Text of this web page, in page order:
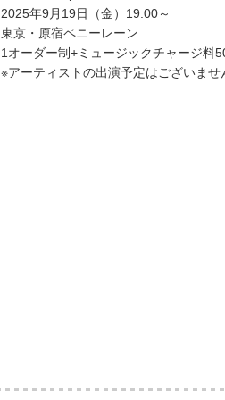
2025年9月19日（金）19:00～
東京・原宿ペニーレーン
1オーダー制+ミュージックチャージ料
※アーティストの出演予定はございませ